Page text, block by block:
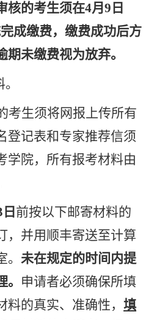
核的考生须在4月9日
成缴费，缴费成功后方
未缴费视为放弃。
考生须将网报上传所有
登记表和专家推荐信须
学院，所有报考材料由
日 前按以下邮寄材料的
，并用顺丰寄送至计算
未在规定的时间内提
申请者必须确保所填
的真实、准确性， 填